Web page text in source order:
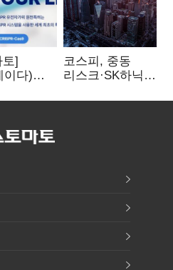
토]
이다)
토막…
터 챙긴다
코스피, 중동
리스크·SK하닉
뒷걸음